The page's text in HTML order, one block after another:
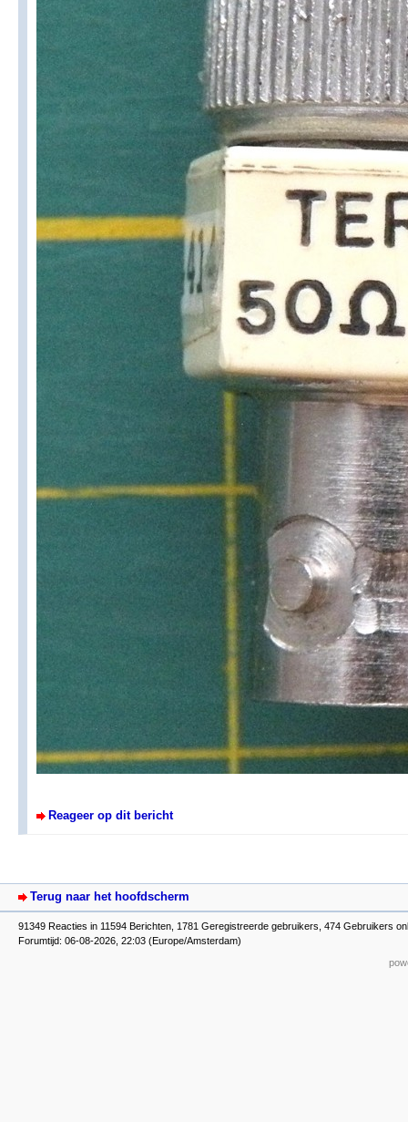
Reageer op dit bericht
Terug naar het hoofdscherm
91349 Reacties in 11594 Berichten, 1781 Geregistreerde gebruikers, 474 Gebruikers
Forumtijd: 06-08-2026, 22:03 (Europe/Amsterdam)